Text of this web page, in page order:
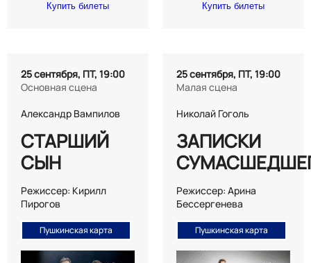
Купить билеты Купить билеты
25 сентября, ПТ, 19:00
Основная сцена
Александр Вампилов
СТАРШИЙ
СЫН
Режиссер: Кирилл
Пирогов
Пушкинская карта
25 сентября, ПТ, 19:00
Малая сцена
Николай Гоголь
ЗАПИСКИ
Режиссер: Арина
Бессергенева
Пушкинская карта